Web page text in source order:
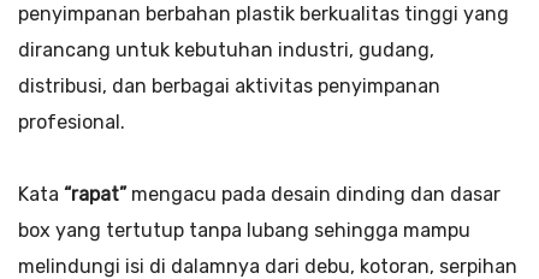
penyimpanan berbahan plastik berkualitas tinggi yang
dirancang untuk kebutuhan industri, gudang,
distribusi, dan berbagai aktivitas penyimpanan
profesional.
Kata “rapat” mengacu pada desain dinding dan dasar
box yang tertutup tanpa lubang sehingga mampu
melindungi isi di dalamnya dari debu, kotoran, serpihan